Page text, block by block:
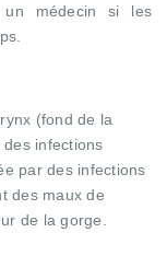
médecin si les
(fond de la
infections
par des infections
des maux de
de la gorge.